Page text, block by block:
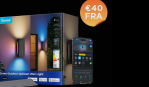
€40
FRA